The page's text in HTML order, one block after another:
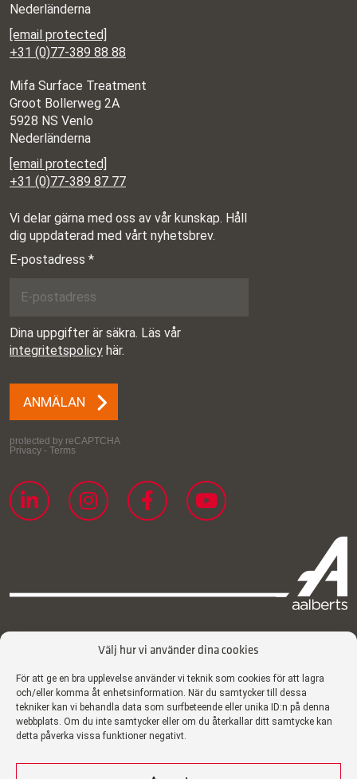
Välj hur vi använder dina cookies
För att ge en bra upplevelse använder vi teknik som cookies för att lagra
och/eller komma åt enhetsinformation. När du samtycker till dessa
tekniker kan vi behandla data som surfbeteende eller unika ID:n på denna
webbplats. Om du inte samtycker eller om du återkallar ditt samtycke kan
detta påverka vissa funktioner negativt.
Nederländerna
[email protected]
+31 (0)77-389 88 88
Mifa Surface Treatment
Groot Bollerweg 2A
5928 NS Venlo
Nederländerna
[email protected]
+31 (0)77-389 87 77
Integritetspolicy
Cookiepolicy
Ansvarsfriskrivning